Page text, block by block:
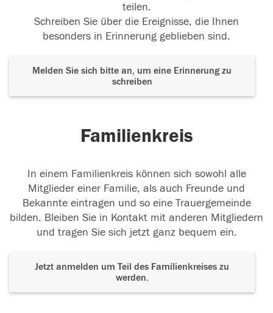
teilen.
Schreiben Sie über die Ereignisse, die Ihnen
besonders in Erinnerung geblieben sind.
Melden Sie sich bitte an, um eine Erinnerung zu
schreiben
Familienkreis
In einem Familienkreis können sich sowohl alle
Mitglieder einer Familie, als auch Freunde und
Bekannte eintragen und so eine Trauergemeinde
bilden. Bleiben Sie in Kontakt mit anderen Mitgliedern
und tragen Sie sich jetzt ganz bequem ein.
Jetzt anmelden um Teil des Familienkreises zu
werden.